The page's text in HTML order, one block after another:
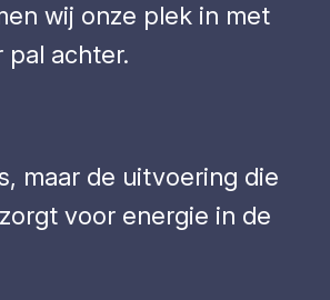
wij onze plek in met
pal achter.
maar de uitvoering die
voor energie in de